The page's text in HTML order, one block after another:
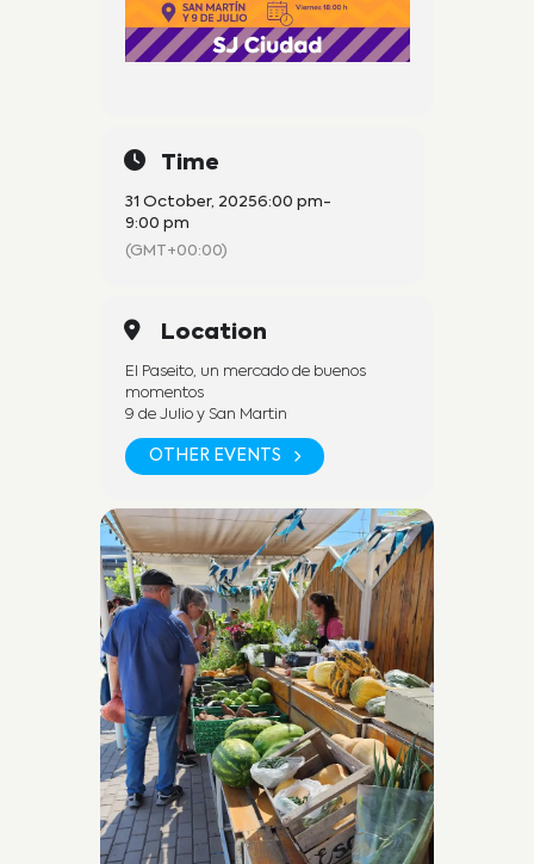
Time
31 October, 20256:00 pm-
9:00 pm
(GMT+00:00)
Location
El Paseito, un mercado de buenos
momentos
9 de Julio y San Martin
OTHER EVENTS